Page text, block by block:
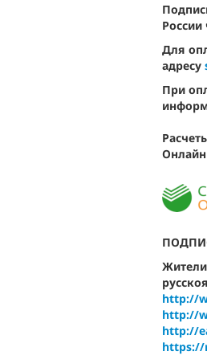
России
Для
адресу
При
Онлайн
Жители
http://
http://
http://
https://